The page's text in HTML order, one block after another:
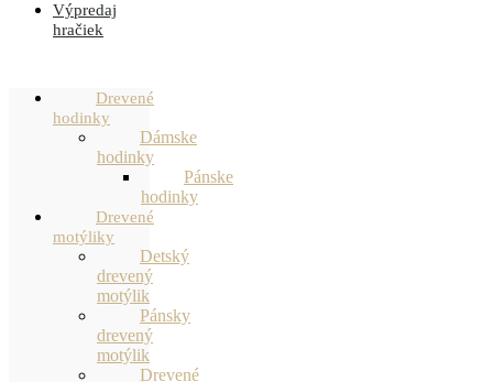
Výpredaj
hračiek
Drevené
hodinky
Dámske
hodinky
Pánske
hodinky
Drevené
motýliky
Detský
drevený
motýlik
Pánsky
drevený
motýlik
Drevené